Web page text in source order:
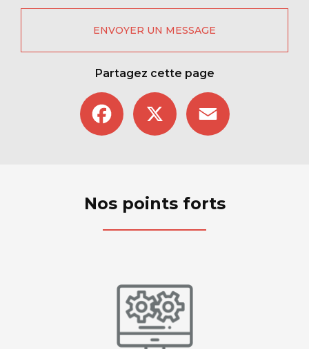
ENVOYER UN MESSAGE
Partagez cette page
Facebook
Nos points forts